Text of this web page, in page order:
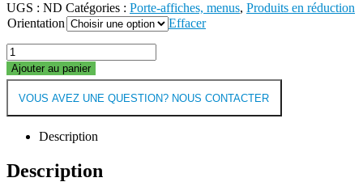
UGS : ND Catégories : Porte-affiches, menus, Produits en réduction
Orientation
Effacer
Ajouter au panier
VOUS AVEZ UNE QUESTION? NOUS CONTACTER
Description
Description